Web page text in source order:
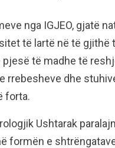
nga IGJEO, gjatë
të lartë në të gjithë
pjesë të madhe të
rrebesheve dhe
forta.
Ushtarak
formën e